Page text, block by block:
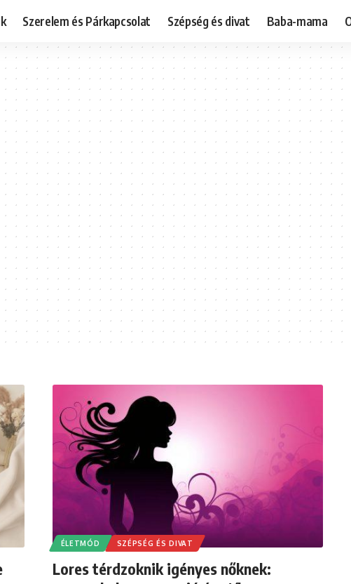
Szerelem és Párkapcsolat Szépség és divat Baba-mama
ÉLETMÓD SZÉPSÉG ÉS DIVAT
Lores térdzoknik igényes nőknek: